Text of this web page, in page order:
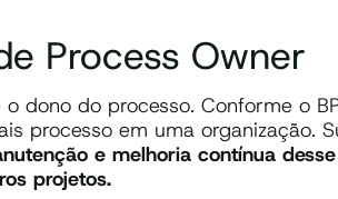
Process Owner
dono do processo. Conforme o
processo em uma organização.
e melhoria contínua
projetos.